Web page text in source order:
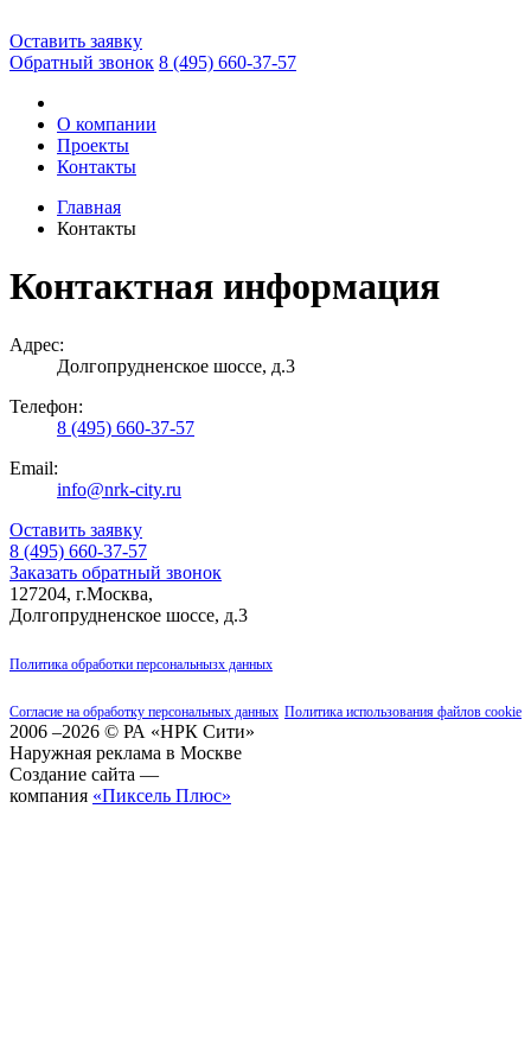
Оставить заявку
Обратный звонок 8 (495) 660-37-57
О компании
Проекты
Контакты
Главная
Контакты
Контактная информация
Адрес:
Долгопрудненское шоссе, д.3
Телефон:
8 (495) 660-37-57
Email:
info@nrk-city.ru
Оставить заявку
8 (495) 660-37-57
Заказать обратный звонок
127204, г.Москва,
Долгопрудненское шоссе, д.3
Политика обработки персональнызх данных
Согласие на обработку персональных данных Политика использования файлов cookie
2006 –2026 © РА «НРК Сити»
Наружная реклама в Москве
Создание сайта —
компания «Пиксель Плюс»